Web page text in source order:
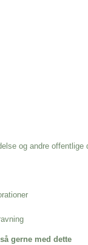
og andre offentlige
gerne med dette